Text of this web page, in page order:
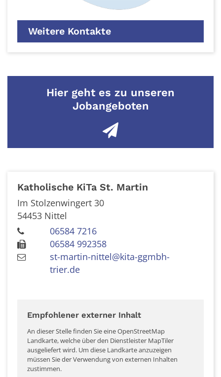
Weitere Kontakte
Hier geht es zu unseren
Jobangeboten
Katholische KiTa St. Martin
Im Stolzenwingert 30
54453 Nittel
06584 7216
06584 992358
st-martin-nittel@kita-ggmbh-
trier.de
Empfohlener externer Inhalt
An dieser Stelle finden Sie eine OpenStreetMap
Landkarte, welche über den Dienstleister MapTiler
ausgeliefert wird. Um diese Landkarte anzuzeigen
müssen Sie der Verwendung von externen Inhalten
zustimmen.